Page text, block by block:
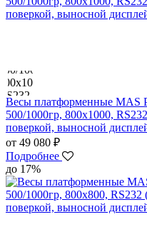
Весы платформенные MAS
500/1000гр, 800х1000,
поверкой, выносной
от 49 080 ₽
Подробнее
до 17%